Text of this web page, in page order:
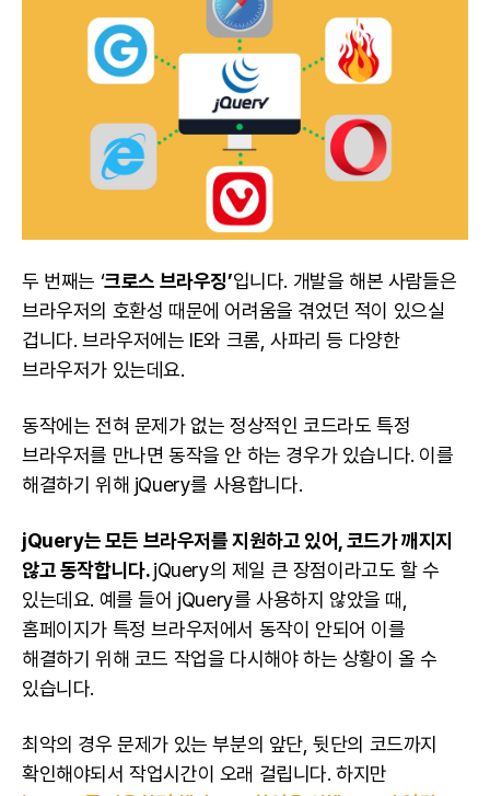
두 번째는 ‘크로스 브라우징’입니다. 개발을 해본 사람들은
브라우저의 호환성 때문에 어려움을 겪었던 적이 있으실
겁니다. 브라우저에는 IE와 크롬, 사파리 등 다양한
브라우저가 있는데요.
동작에는 전혀 문제가 없는 정상적인 코드라도 특정
브라우저를 만나면 동작을 안 하는 경우가 있습니다. 이를
해결하기 위해 jQuery를 사용합니다.
jQuery는 모든 브라우저를 지원하고 있어, 코드가 깨지지
않고 동작합니다.jQuery의 제일 큰 장점이라고도 할 수
있는데요. 예를 들어 jQuery를 사용하지 않았을 때,
홈페이지가 특정 브라우저에서 동작이 안되어 이를
해결하기 위해 코드 작업을 다시해야 하는 상황이 올 수
있습니다.
최악의 경우 문제가 있는 부분의 앞단, 뒷단의 코드까지
확인해야되서 작업시간이 오래 걸립니다. 하지만